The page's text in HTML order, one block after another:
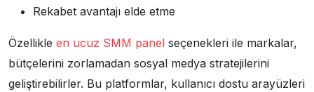
Rekabet avantajı elde etme
Özellikle en ucuz SMM panel seçenekleri ile markalar,
bütçelerini zorlamadan sosyal medya stratejilerini
geliştirebilirler. Bu platformlar, kullanıcı dostu arayüzleri